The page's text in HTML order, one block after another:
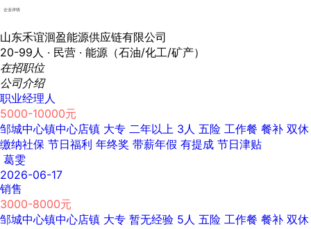
企业详情
山东禾谊洄盈能源供应链有限公司
20-99人 · 民营 · 能源（石油/化工/矿产）
在招职位
公司介绍
职业经理人
5000-10000元
邹城中心镇中心店镇 大专 二年以上 3人 五险 工作餐 餐补 双休
缴纳社保 节日福利 年终奖 带薪年假 有提成 节日津贴
葛雯
2026-06-17
销售
3000-8000元
邹城中心镇中心店镇 大专 暂无经验 5人 五险 工作餐 餐补 双休